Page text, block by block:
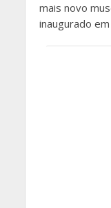
mais novo
inaugurado